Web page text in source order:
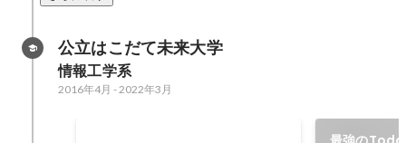
公立はこだて未来大学
情報工学系
2016年4月 -2022年3月